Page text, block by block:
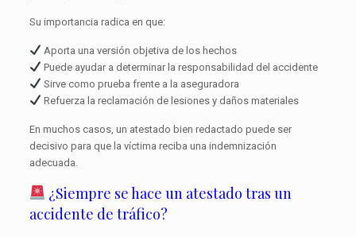
Su importancia radica en que:
Aporta una versión objetiva de los hechos
Puede ayudar a determinar la responsabilidad del accidente
Sirve como prueba frente a la aseguradora
Refuerza la reclamación de lesiones y daños materiales
En muchos casos, un atestado bien redactado puede ser
decisivo para que la víctima reciba una indemnización
adecuada.
¿Siempre se hace un atestado tras un
accidente de tráfico?